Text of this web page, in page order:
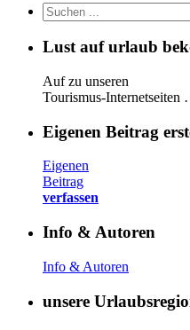
Lust auf urlaub
Auf zu unseren
Tourismus-Internetseiten
Eigenen Beitrag
Eigenen
Beitrag
verfassen
Info & Autoren
Info & Autoren
unsere